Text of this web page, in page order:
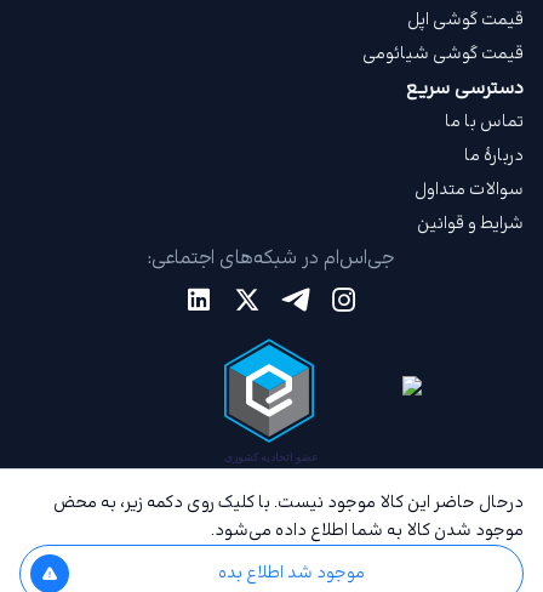
درحال حاضر این کالا موجود نیست. با کلیک روی دکمه زیر، به محض
موجود شدن کالا به شما اطلاع داده می‌شود.
موجود شد اطلاع بده
قیمت گوشی اپل
قیمت گوشی شیائومی
دسترسی سریع
تماس با ما
دربارهٔ ما
سوالات متداول
شرایط و قوانین
جی‌اس‌ام در شبکه‌های اجتماعی: